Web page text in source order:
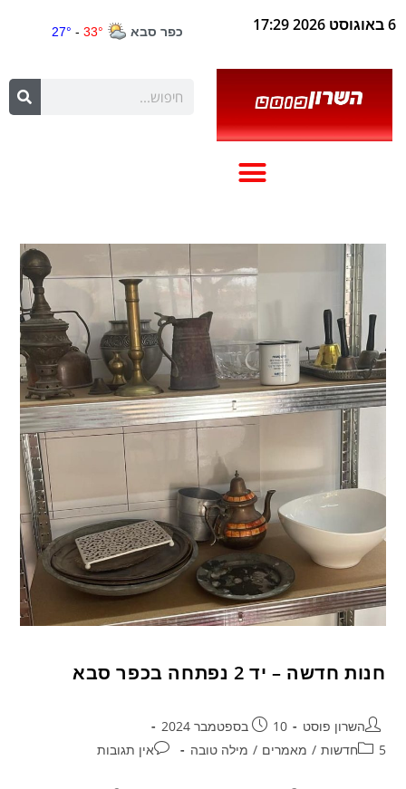
6 באוגוסט 2026 17:29
חנות חדשה – יד 2 נפתחה בכפר סבא
השרון פוסט
10 בספטמבר 2024
5חדשות
/ מאמרים / מילה טובה אין תגובות